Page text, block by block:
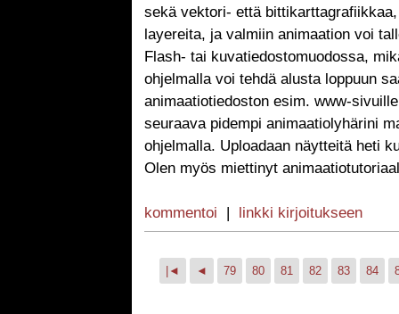
sekä vektori- että
layereita, ja valmiin animaation voi
Flash- tai kuvatiedostomuodossa,
ohjelmalla voi tehdä alusta loppuun
animaatiotiedoston esim. www-
seuraava pidempi animaatiolyhärini
ohjelmalla. Uploadaan näytteitä heti
Olen myös miettinyt
kommentoi | linkki kirjoitukseen
|◄ ◄ 79 80 81 82 83 84